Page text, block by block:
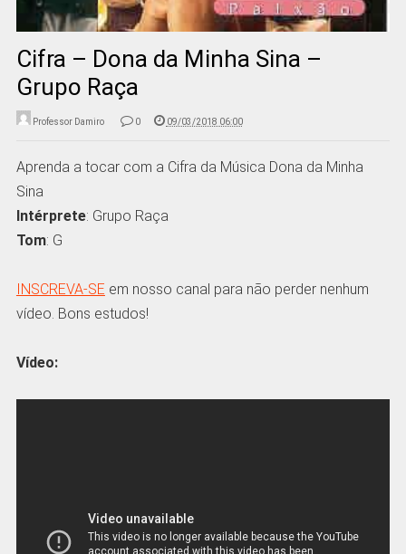
Cifra – Dona da Minha Sina –
Grupo Raça
Professor Damiro 0 09/03/2018 06:00
Aprenda a tocar com a Cifra da Música Dona da Minha
Sina
Intérprete: Grupo Raça
Tom: G
INSCREVA-SE em nosso canal para não perder nenhum
vídeo. Bons estudos!
Vídeo: